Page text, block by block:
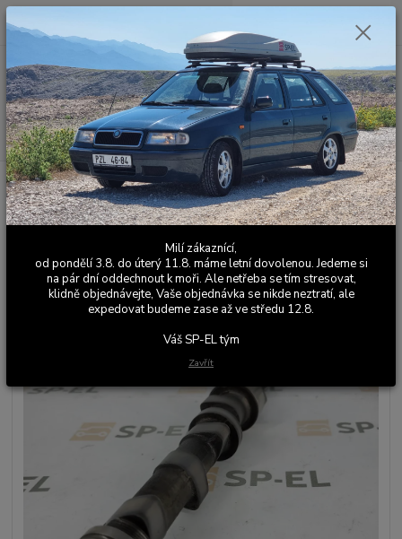
Menu
Hledat
Po - Pá 9:00 - 17:00
0,00 Kč
Úvod Části motoru Vačkové hřídele
Favorit / Felicia 1.3 - 1.5
Sportovní vačková hřídel Škoda 1.0 - 1.3 244°/244°
Sportovní vačková hřídel Škoda
1.0 - 1.3 244°/244°
Milí zákaznící,
od pondělí 3.8. do úterý 11.8. máme letní dovolenou. Jedeme si
na pár dní oddechnout k moři. Ale netřeba se tím stresovat,
klidně objednávejte, Vaše objednávka se nikde neztratí, ale
expedovat budeme zase až ve středu 12.8.
Váš SP-EL tým
Zavřít